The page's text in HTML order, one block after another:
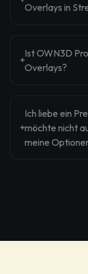
Overlays in
Ist OWN3D
Overlays?
Ich liebe ein
möchte nicht
meine